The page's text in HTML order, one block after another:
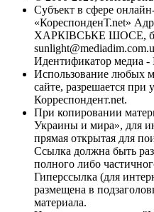
Субъект в сфере
«КореспонденТ.net»
ХАРКІВСЬКЕ ШОСЕ,
Идентификатор медиа -
Использование любых
сайте, разрешается при
Корреспондент.net.
При копировании
Украины и мира», для
прямая открытая для
Ссылка должна быть
полного либо
Гиперссылка (для
размещена в
материала.